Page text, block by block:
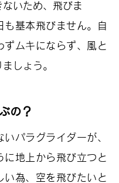
いため、飛びま
も基本飛びません。自
ずムキにならず、風と
しょう。
の？
パラグライダーが、
に地上から飛び立つと
い為、空を飛びたいと